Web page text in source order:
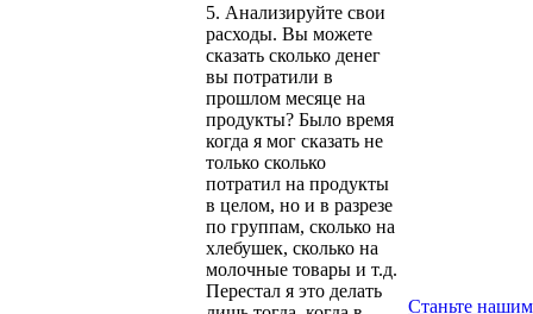
5. Анализируйте свои
расходы. Вы можете
сказать сколько денег
вы потратили в
прошлом месяце на
продукты? Было время
когда я мог сказать не
только сколько
потратил на продукты
в целом, но и в разрезе
по группам, сколько на
хлебушек, сколько на
молочные товары и т.д.
Перестал я это делать
Станьте нашим